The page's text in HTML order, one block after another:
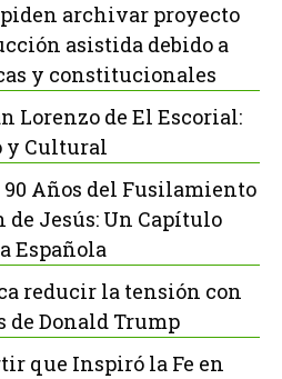
piden archivar proyecto
asistida debido a
y constitucionales
Lorenzo de El Escorial:
y Cultural
Años del Fusilamiento
de Jesús: Un Capítulo
Española
reducir la tensión con
de Donald Trump
que Inspiró la Fe en